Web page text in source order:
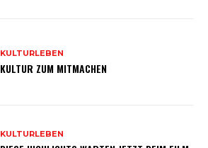
KULTURLEBEN
KULTUR ZUM MITMACHEN
KULTURLEBEN